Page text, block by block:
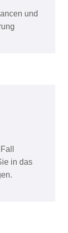
und
in das